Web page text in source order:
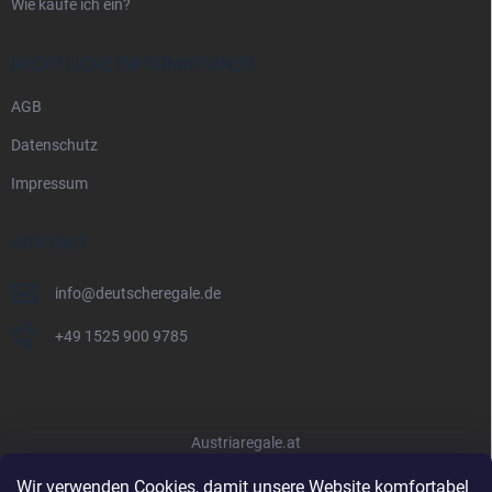
Wir verwenden Cookies, damit unsere Website komfortabel
Wie kaufe ich ein?
RECHTLICHE INFORMATIONEN
AGB
Datenschutz
Impressum
KONTAKT
info@deutscheregale.de
+49 1525 900 9785
Austriaregale.at